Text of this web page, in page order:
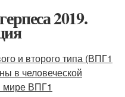
2019.
и второго типа (ВПГ1
в человеческой
мире ВПГ1